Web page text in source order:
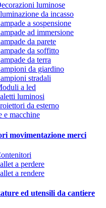
luminose
da incasso
a sospensione
ad immersione
da parete
da soffitto
da terra
da giardino
stradali
a led
luminosi
da esterno
e macchine
movimentazione merci
a perdere
a rendere
ed utensili da cantiere